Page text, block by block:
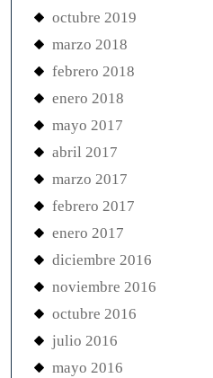
octubre 2019
marzo 2018
febrero 2018
enero 2018
mayo 2017
abril 2017
marzo 2017
febrero 2017
enero 2017
diciembre 2016
noviembre 2016
octubre 2016
julio 2016
mayo 2016